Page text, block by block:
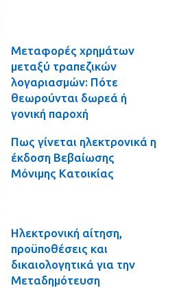
Μεταφορές χρημάτων
μεταξύ τραπεζικών
λογαριασμών: Πότε
θεωρούνται δωρεά ή
γονική παροχή
Πως γίνεται ηλεκτρονικά η
έκδοση Βεβαίωσης
Μόνιμης Κατοικίας
Ηλεκτρονική αίτηση,
προϋποθέσεις και
δικαιολογητικά για την
Μεταδημότευση